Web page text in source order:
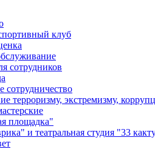
клуб
сотрудников
терроризму, экстремизму,
площадка"
и театральная студия "33